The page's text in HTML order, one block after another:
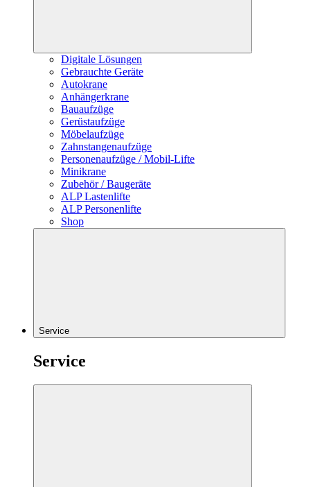
Digitale Lösungen
Gebrauchte Geräte
Autokrane
Anhängerkrane
Bauaufzüge
Gerüstaufzüge
Möbelaufzüge
Zahnstangenaufzüge
Personenaufzüge / Mobil-Lifte
Minikrane
Zubehör / Baugeräte
ALP Lastenlifte
ALP Personenlifte
Shop
Service
Service